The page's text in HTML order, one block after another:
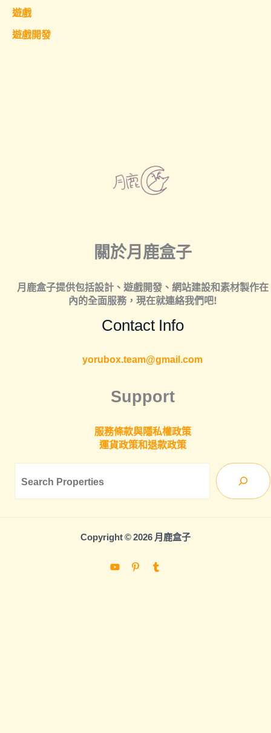
遊戲
遊戲開發
關於月鹿盒子
月鹿盒子提供包括設計、 遊戲開發、 網站建設和素材製作在
內的全面服務，現在就連絡我們吧!
Contact Info
yorubox.team@gmail.com
Support
服務條款與隱私權政策
運貨政策和退款政策
Copyright © 2026 月鹿盒子